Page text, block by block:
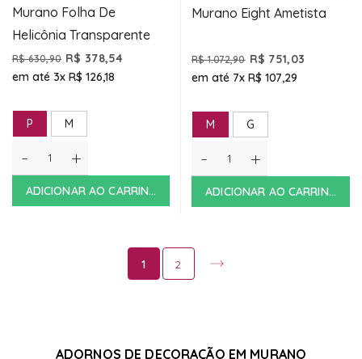
Murano Folha De
Helicônia Transparente
Ice
R$ 630,90 R$ 378,54
em até 3x R$ 126,18
P M
- +
ADICIONAR AO CARRINHO
Murano Eight Ametista
R$ 1.072,90 R$ 751,03
em até 7x R$ 107,29
M G
- +
ADICIONAR AO CARRINHO
1 2
ADORNOS DE DECORAÇÃO EM MURANO